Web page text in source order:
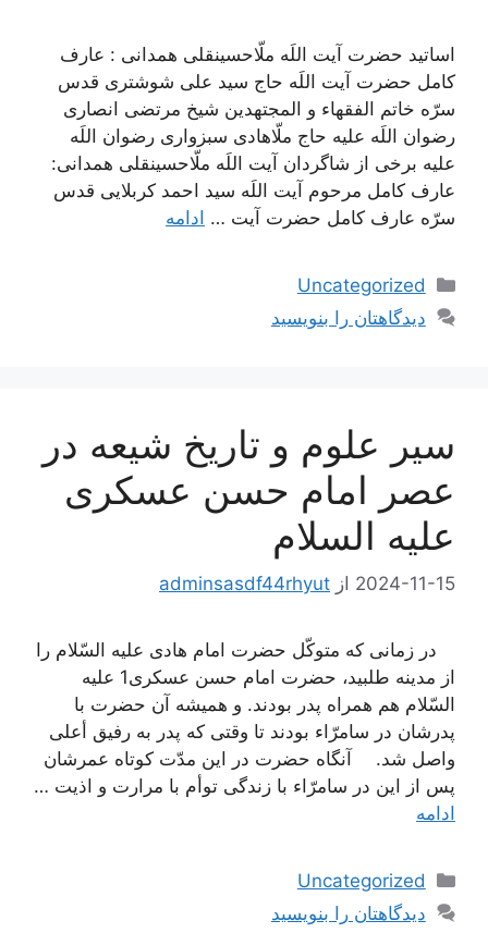
اساتید حضرت آیت اللَه ملّاحسینقلی همدانی : عارف
کامل حضرت آیت اللَه حاج سید علی شوشتری قدس
سرّه خاتم الفقهاء و المجتهدین شیخ مرتضی انصاری
رضوان اللَه علیه حاج ملّاهادی سبزواری رضوان اللَه
علیه برخی از شاگردان آیت اللَه ملّاحسینقلی همدانی:
عارف کامل مرحوم آیت اللَه سيد احمد كربلايى قدس
سرّه عارف کامل حضرت آیت … ادامه
دسته‌ها
Uncategorized
دیدگاهتان را بنویسید
سیر علوم و تاریخ شیعه در
عصر امام حسن عسكرى
علیه السلام
2024-11-15 از adminsasdf44rhyut
در زمانى كه متوكّل حضرت امام هادى علیه السّلام را
از مدینه طلبید، حضرت امام حسن عسكرى1 علیه
السّلام هم همراه پدر بودند. و همیشه آن حضرت با
پدرشان در سامرّاء بودند تا وقتى كه پدر به رفیق أعلى
واصل شد. آنگاه حضرت در این مدّت كوتاه عمرشان
پس از این در سامرّاء با زندگى توأم با مرارت و اذیت …
ادامه
دسته‌ها
Uncategorized
دیدگاهتان را بنویسید